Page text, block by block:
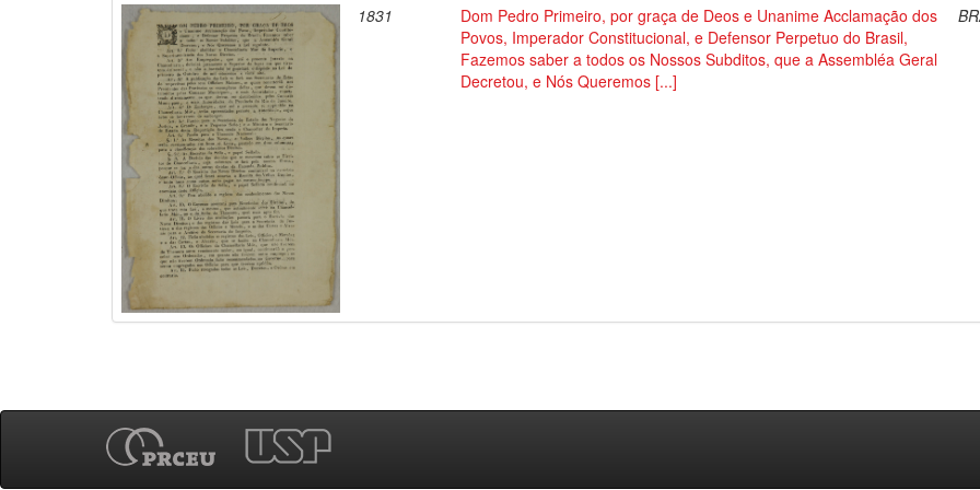
1831
Dom Pedro Primeiro, por graça de Deos e Unanime Acclamação dos
Povos, Imperador Constitucional, e Defensor Perpetuo do Brasil,
Fazemos saber a todos os Nossos Subditos, que a Assembléa Geral
Decretou, e Nós Queremos [...]